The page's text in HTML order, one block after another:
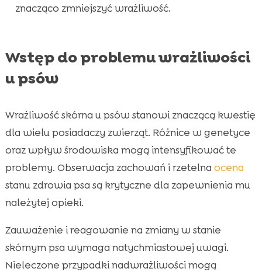
 FAQ
znacząco zmniejszyć wrażliwość.
Wstęp do problemu wrażliwości
u psów
Wrażliwość skórna u psów stanowi znaczącą kwestię
dla wielu posiadaczy zwierząt. Różnice w genetyce
oraz wpływ środowiska mogą intensyfikować te
problemy. Obserwacja zachowań i rzetelna ocena
stanu zdrowia psa są krytyczne dla zapewnienia mu
należytej opieki.
Zauważenie i reagowanie na zmiany w stanie
skórnym psa wymaga natychmiastowej uwagi.
Nieleczone przypadki nadwrażliwości mogą